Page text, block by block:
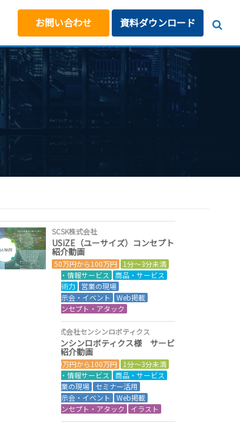
お問い合わせ 資料ダウンロード
SCSK株式会社
USiZE（ユーサイズ）コンセプト
紹介動画
50万円から100万円
1分～3分未満
IT・情報サービス
商品・サービス
技術力
営業の現場
展示会・イベント
Web掲載
コンセプト・アタック
株式会社センシンロボティクス
センシンロボティクス様 サービ
ス紹介動画
50万円から100万円
1分～3分未満
IT・情報サービス
商品・サービス
営業の現場
セミナー活用
展示会・イベント
Web掲載
コンセプト・アタック
イラスト